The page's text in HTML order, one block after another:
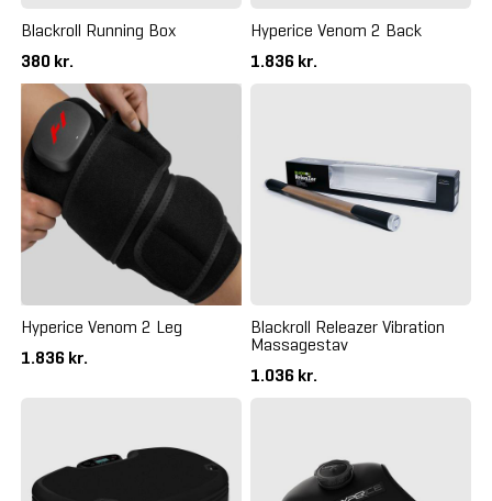
Blackroll Running Box
380 kr.
Hyperice Venom 2 Back
1.836 kr.
Hyperice Venom 2 Leg
1.836 kr.
Blackroll Releazer Vibration
Massagestav
1.036 kr.